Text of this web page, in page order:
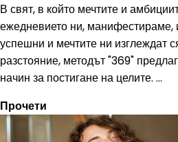
В свят, в който мечтите и
ежедневието ни, манифестираме,
успешни и мечтите ни изглеждат
разстояние, методът "369"
начин за постигане на целите. ...
Прочети